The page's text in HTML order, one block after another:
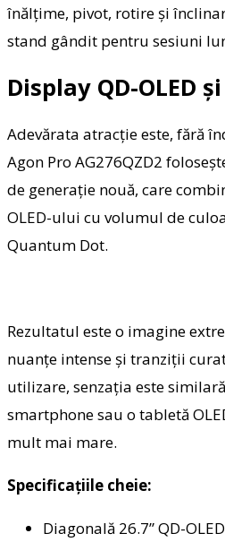
înălțime, pivot, rotire și
stand gândit pentru sesiuni
Display QD-OLED
Adevărata atracție este, fără
Agon Pro AG276QZD2
de generație nouă, care
OLED-ului cu volumul de
Quantum Dot.
Rezultatul este o imagine
nuanțe intense și tranziții
utilizare, senzația este
smartphone sau o tabletă
mult mai mare.
Specificațiile cheie:
Diagonală 26.7” QD-OLED